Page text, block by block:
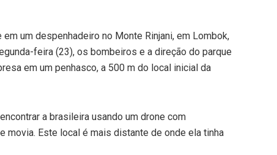
um despenhadeiro no Monte Rinjani, em Lombok,
feira (23), os bombeiros e a direção do parque
em um penhasco, a 500 m do local inicial da
a brasileira usando um drone com
movia. Este local é mais distante de onde ela tinha